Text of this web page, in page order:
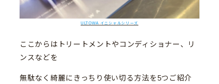
ULTOWA イニシャルシリーズ
ここからはトリートメントやコンディショナー、リ
ンスなどを
無駄なく綺麗にきっちり使い切る方法を5つご紹介